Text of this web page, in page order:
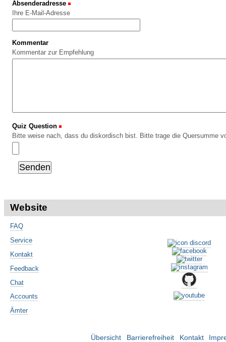
Absenderadresse
Ihre E-Mail-Adresse
Kommentar
Kommentar zur Empfehlung
Quiz Question
Bitte weise nach, dass du diskordisch bist. Bitte trage die Quersumme
Website
FAQ
Service
Kontakt
Feedback
Chat
Accounts
Ämter
Übersicht Barrierefreiheit Kontakt